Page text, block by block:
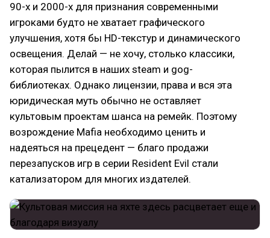
90-х и 2000-х для признания современными
игроками будто не хватает графического
улучшения, хотя бы HD-текстур и динамического
освещения. Делай — не хочу, столько классики,
которая пылится в наших steam и gog-
библиотеках. Однако лицензии, права и вся эта
юридическая муть обычно не оставляет
культовым проектам шанса на ремейк. Поэтому
возрождение Mafia необходимо ценить и
надеяться на прецедент — благо продажи
перезапусков игр в серии Resident Evil стали
катализатором для многих издателей.